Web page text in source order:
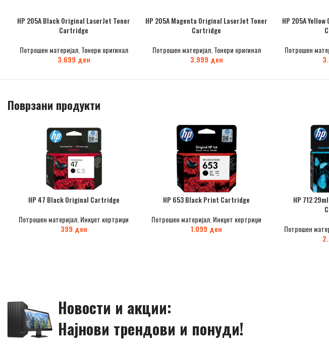
HP 205A Black Original LaserJet Toner
Cartridge
Потрошен материјал, Тонери оригинал
3.699 ден
HP 205A Magenta Original LaserJet Toner
Cartridge
Потрошен материјал, Тонери оригинал
3.999 ден
HP 205A
Потрошен
Поврзани продукти
HP 47 Black Original Cartridge
Потрошен материјал Инкџет кертриџи
399 ден
HP 653 Black Print Cartridge
Потрошен материјал Инкџет кертриџи
1.099 ден
HP 712
Потрошен
Новости и акции:
Најнови трендови и понуди!